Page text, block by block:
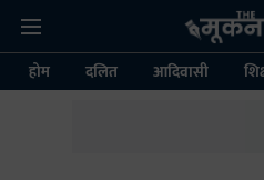
होम दलित आदिवासी